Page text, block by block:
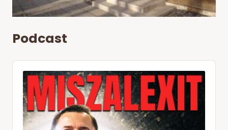
Podcast
Audio
Player